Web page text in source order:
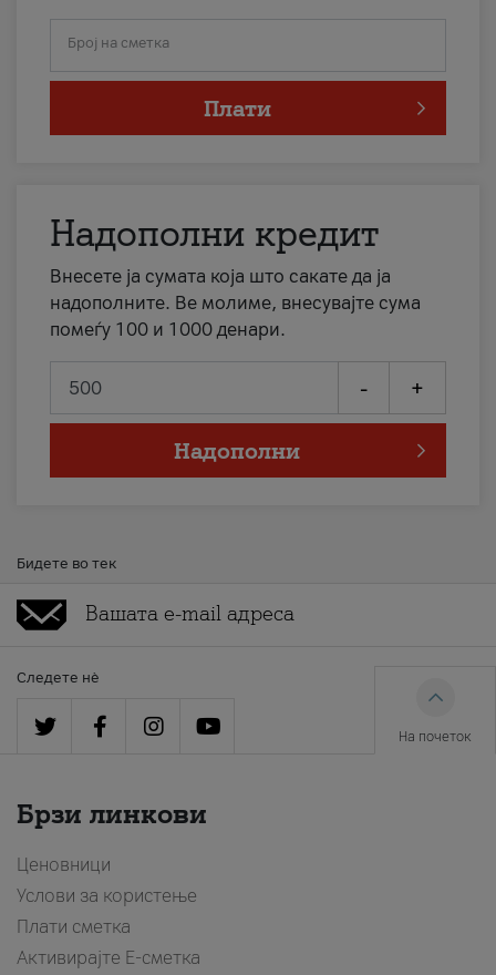
Број на сметка
Плати
Надополни кредит
Внесете ја сумата која што сакате да ја
надополните. Ве молиме, внесувајте сума
помеѓу 100 и 1000 денари.
- +
Надополни
Бидете во тек
Следете нè
На почеток
Брзи линкови
Ценовници
Услови за користење
Плати сметка
Активирајте Е-сметка